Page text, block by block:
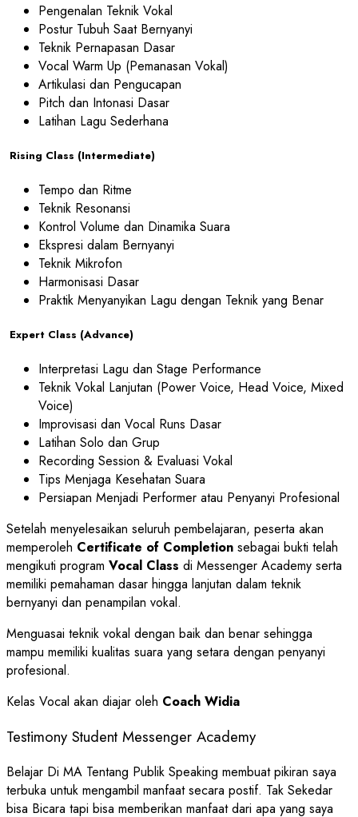
Pengenalan Teknik Vokal
Postur Tubuh Saat Bernyanyi
Teknik Pernapasan Dasar
Vocal Warm Up (Pemanasan Vokal)
Artikulasi dan Pengucapan
Pitch dan Intonasi Dasar
Latihan Lagu Sederhana
Rising Class (Intermediate)
Tempo dan Ritme
Teknik Resonansi
Kontrol Volume dan Dinamika Suara
Ekspresi dalam Bernyanyi
Teknik Mikrofon
Harmonisasi Dasar
Praktik Menyanyikan Lagu dengan Teknik yang Benar
Expert Class (Advance)
Interpretasi Lagu dan Stage Performance
Teknik Vokal Lanjutan (Power Voice, Head Voice, Mixed
Voice)
Improvisasi dan Vocal Runs Dasar
Latihan Solo dan Grup
Recording Session & Evaluasi Vokal
Tips Menjaga Kesehatan Suara
Persiapan Menjadi Performer atau Penyanyi Profesional
Setelah menyelesaikan seluruh pembelajaran, peserta akan
memperoleh Certificate of Completion sebagai bukti telah
mengikuti program Vocal Class di Messenger Academy serta
memiliki pemahaman dasar hingga lanjutan dalam teknik
bernyanyi dan penampilan vokal.
Menguasai teknik vokal dengan baik dan benar sehingga
mampu memiliki kualitas suara yang setara dengan penyanyi
profesional.
Kelas Vocal akan diajar oleh Coach Widia
Testimony Student Messenger Academy
Belajar Di MA Tentang Publik Speaking membuat pikiran saya
terbuka untuk mengambil manfaat secara postif. Tak Sekedar
bisa Bicara tapi bisa memberikan manfaat dari apa yang saya